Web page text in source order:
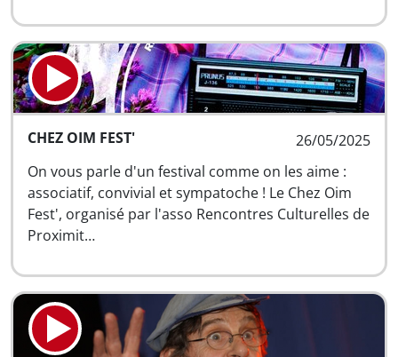
26/05/2025
CHEZ OIM FEST'
On vous parle d'un festival comme on les aime :
associatif, convivial et sympatoche ! Le Chez Oim
Fest', organisé par l'asso Rencontres Culturelles de
Proximit…